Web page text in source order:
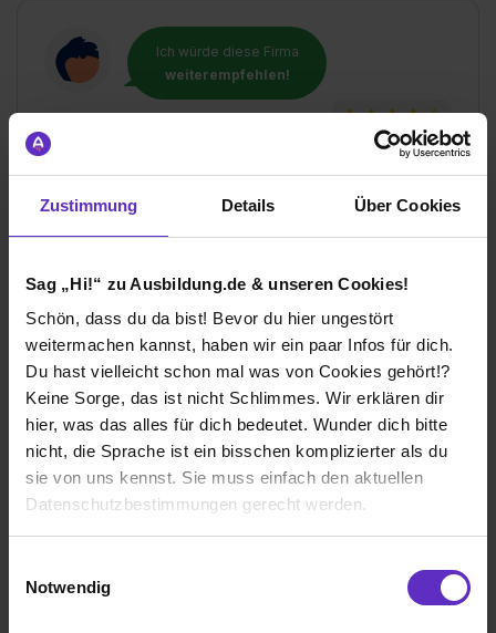
Zustimmung Details Über Cookies
Sag „Hi!“ zu Ausbildung.de & unseren Cookies!
Schön, dass du da bist! Bevor du hier ungestört
weitermachen kannst, haben wir ein paar Infos für dich.
Du hast vielleicht schon mal was von Cookies gehört!?
Keine Sorge, das ist nicht Schlimmes. Wir erklären dir
hier, was das alles für dich bedeutet. Wunder dich bitte
nicht, die Sprache ist ein bisschen komplizierter als du
sie von uns kennst. Sie muss einfach den aktuellen
Datenschutzbestimmungen gerecht werden.
Notwendig
Ich würde diese Firma
weiterempfehlen!
Wie gefällt dir die Ausbildung bei deiner
Bezahlung sowie Zusatzleistungen sind sehr gut -Man
nett -Bei Fragen kann ich mich immer melden
Wie gefällt dir dein Ausbildungsberuf?
Der Beruf des Industriekaufmanns gefällt mir sehr gut,
da die jeder Tag anders aussieht und die Aufgaben
viel Spaß machen. Das duale Studium dabei macht mir
genau so viel Spaß, da die Themen sehr gut erklärt
werden und sehr praxisrelevant sind.
Westfälische Drahtindustrie GmbH